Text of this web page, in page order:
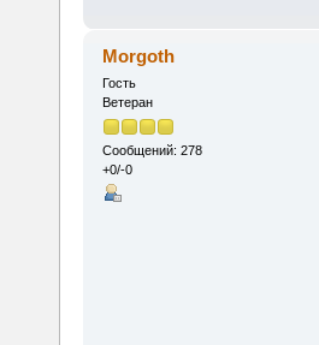
Morgoth
Гость
Ветеран
Сообщений: 278
+0/-0